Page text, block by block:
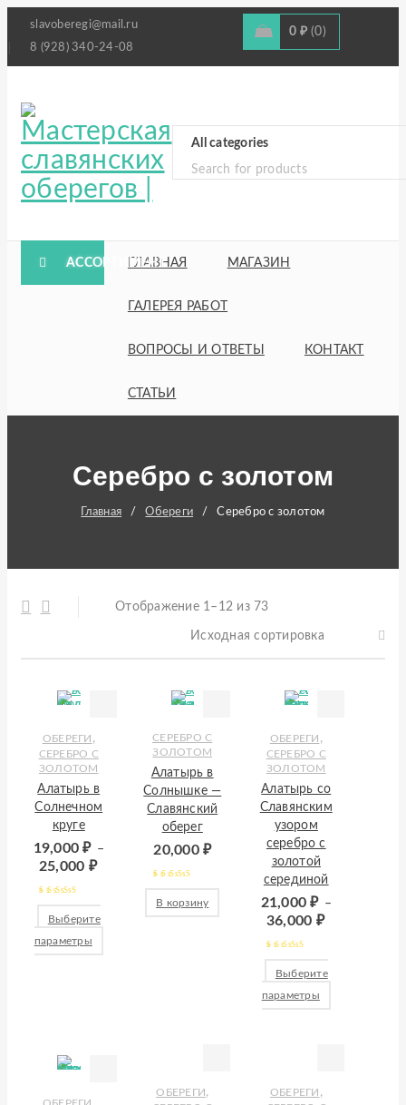
slavoberegi@mail.ru
8 (928) 340-24-08
0 ₽ 0
АССОРТИМЕНТ
ГЛАВНАЯ МАГАЗИН
ГАЛЕРЕЯ РАБОТ
ВОПРОСЫ И ОТВЕТЫ КОНТАКТ
СТАТЬИ
Серебро с золотом
Главная / Обереги / Серебро с золотом
Отображение 1–12 из 73
Исходная сортировка
ОБЕРЕГИ ,
СЕРЕБРО С
ЗОЛОТОМ
Алатырь в
Солнечном
круге
19,000₽ –
25,000 ₽
5
Выберите
параметры
СЕРЕБРО С
ЗОЛОТОМ
Алатырь в
Солнышке —
Славянский
оберег
20,000 ₽
5
В корзину
ОБЕРЕГИ ,
СЕРЕБРО С
ЗОЛОТОМ
Алатырь со
Славянским
узором
серебро с
золотой
серединой
21,000₽ –
36,000 ₽
5
Выберите
параметры
ОБЕРЕГИ, ОБЕРЕГИ ,